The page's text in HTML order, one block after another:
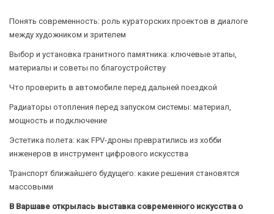
Понять современность: роль кураторских проектов в диалоге
между художником и зрителем
Выбор и установка гранитного памятника: ключевые этапы,
материалы и советы по благоустройству
Что проверить в автомобиле перед дальней поездкой
Радиаторы отопления перед запуском системы: материал,
мощность и подключение
Эстетика полета: как FPV-дроны превратились из хобби
инженеров в инструмент цифрового искусства
Транспорт ближайшего будущего: какие решения становятся
массовыми
В Варшаве открылась выставка современного искусства о